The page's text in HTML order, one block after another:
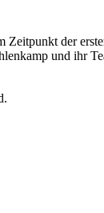
Zeitpunkt der
und ihr
.